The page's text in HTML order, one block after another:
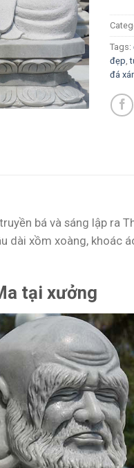
Tags:
đẹp ,
đá
bá và sáng lập ra
dài xồm xoàng, khoác
tại xưởng